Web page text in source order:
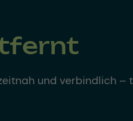
und verbindlich –